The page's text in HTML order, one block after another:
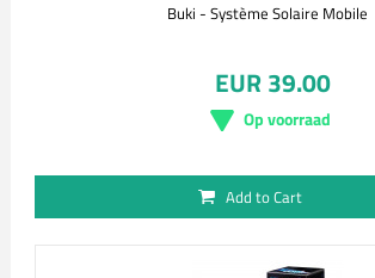
Buki - Système Solaire Mobile
EUR 39.00
Op voorraad
Add to Cart